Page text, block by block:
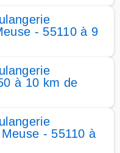
- 55110 à 9
à 10 km de
- 55110 à